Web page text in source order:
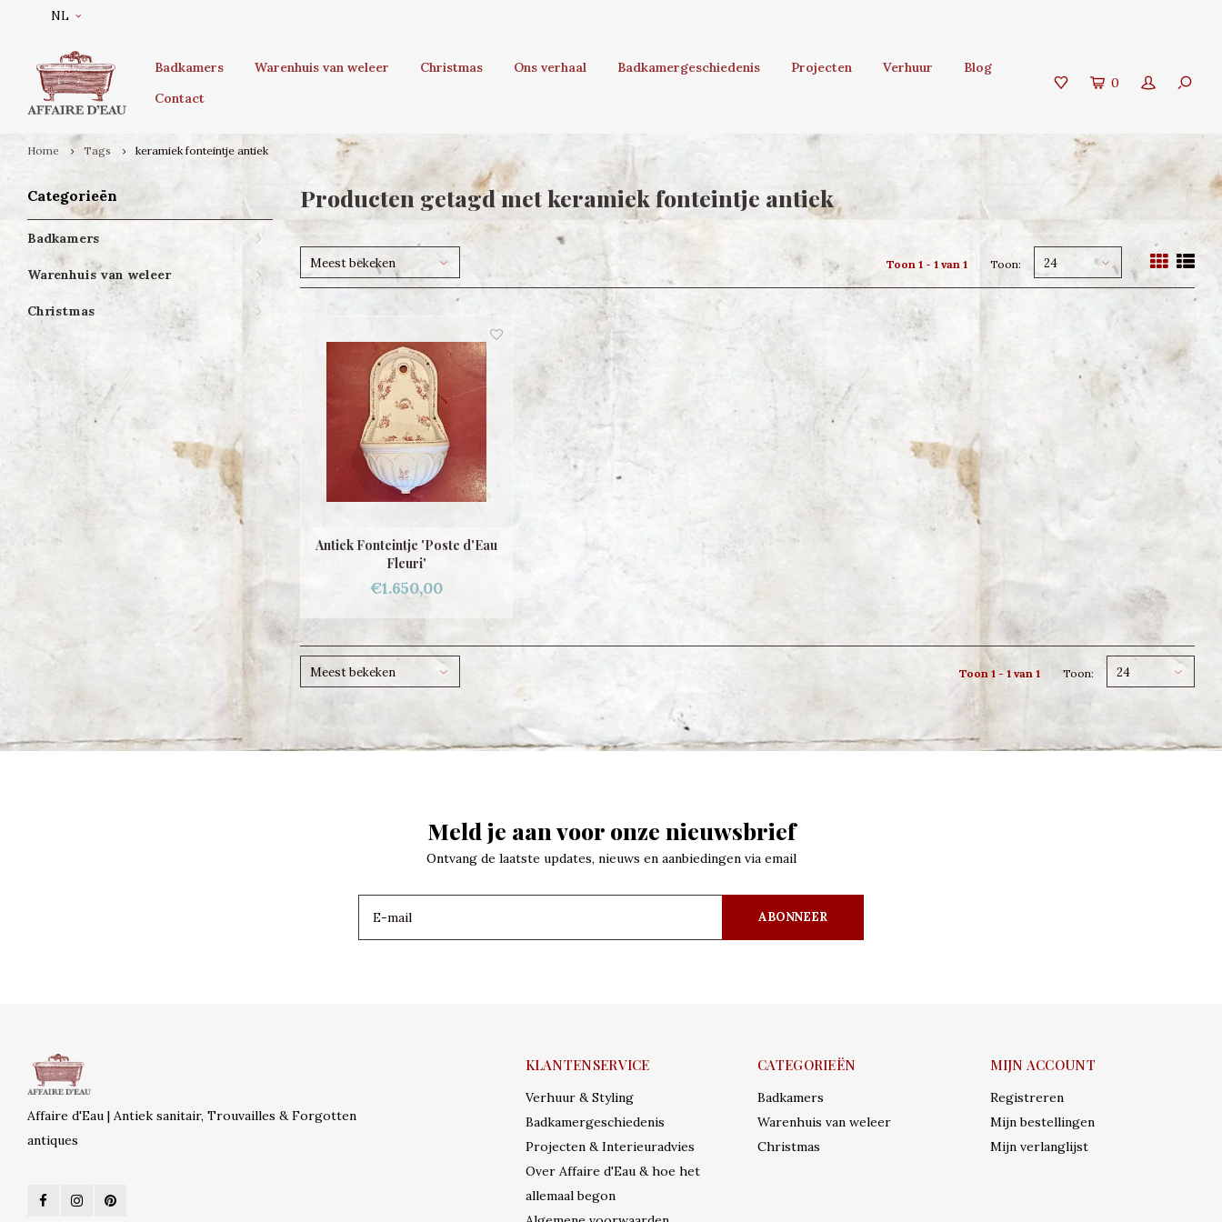
NL
Badkamers Warenhuis van weleer Christmas Ons verhaal Badkamergeschiedenis Projecten Verhuur
Blog
Contact
0
Home Tags keramiek fonteintje antiek
Categorieën
Badkamers
Warenhuis van weleer
Christmas
Producten getagd met keramiek fonteintje antiek
Meest bekeken Toon 1 - 1 van 1 Toon: 24
Antiek Fonteintje 'Poste d'Eau
Fleuri'
€1.650,00
Meest bekeken Toon 1 - 1 van 1 Toon: 24
Meld je aan voor onze nieuwsbrief
Ontvang de laatste updates, nieuws en aanbiedingen via email
ABONNEER
Affaire d'Eau | Antiek sanitair, Trouvailles & Forgotten
antiques
KLANTENSERVICE
Verhuur & Styling
Badkamergeschiedenis
Projecten & Interieuradvies
Over Affaire d'Eau & hoe het
allemaal begon
CATEGORIEËN
Badkamers
Warenhuis van weleer
Christmas
MIJN ACCOUNT
Registreren
Mijn bestellingen
Mijn verlanglijst